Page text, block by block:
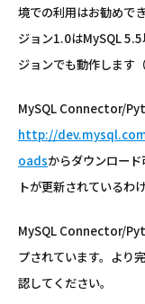
境での利用はお勧めで
ジョン1.0はMySQL
ジョンでも動作します
MySQL Connector/
http://
oadsからダウンロー
トが更新されているわ
MySQL Connector/
プされています。より
認してください。